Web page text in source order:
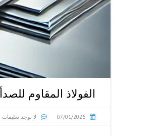
الفولاذ المقاوم للصدأ
07/01/2026 لا توجد تعليقات